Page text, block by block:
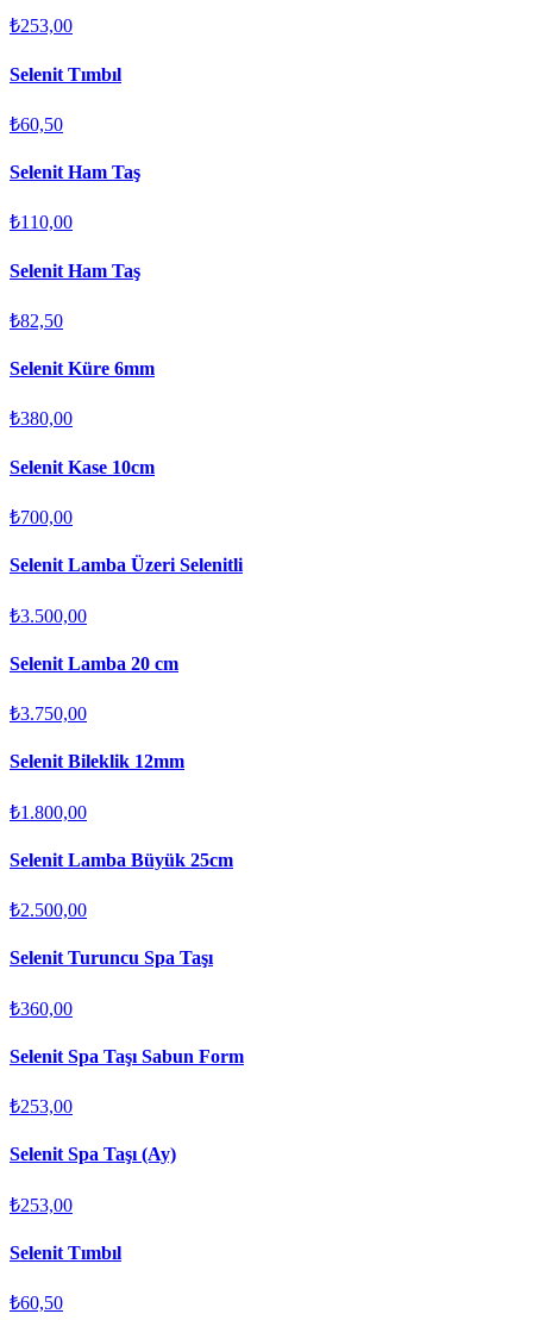
₺253,00
Selenit Tımbıl
₺60,50
Selenit Ham Taş
₺110,00
Selenit Ham Taş
₺82,50
Selenit Küre 6mm
₺380,00
Selenit Kase 10cm
₺700,00
Selenit Lamba Üzeri Selenitli
₺3.500,00
Selenit Lamba 20 cm
₺3.750,00
Selenit Bileklik 12mm
₺1.800,00
Selenit Lamba Büyük 25cm
₺2.500,00
Selenit Turuncu Spa Taşı
₺360,00
Selenit Spa Taşı Sabun Form
₺253,00
Selenit Spa Taşı (Ay)
₺253,00
Selenit Tımbıl
₺60,50